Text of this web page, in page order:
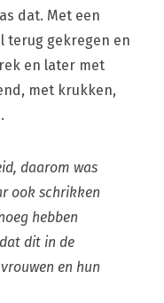
dat. Met een
terug gekregen en
en later met
met krukken,
daarom was
ook schrikken
hebben
dit in de
en hun